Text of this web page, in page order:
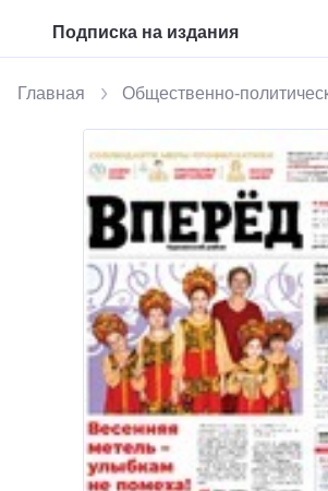
Подписка на издания
Главная Общественно-